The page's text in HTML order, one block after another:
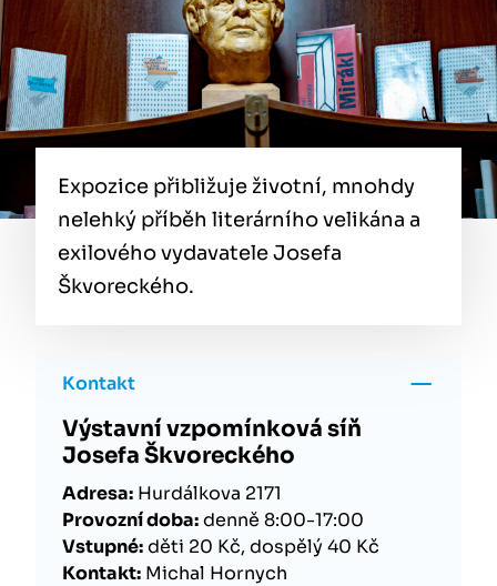
Expozice přibližuje životní, mnohdy
nelehký příběh literárního velikána a
exilového vydavatele Josefa
Škvoreckého.
Kontakt
Výstavní vzpomínková síň
Josefa Škvoreckého
Adresa: Hurdálkova 2171
Provozní doba:denně 8:00-17:00
Vstupné:děti 20 Kč, dospělý 40 Kč
Kontakt: Michal Hornych